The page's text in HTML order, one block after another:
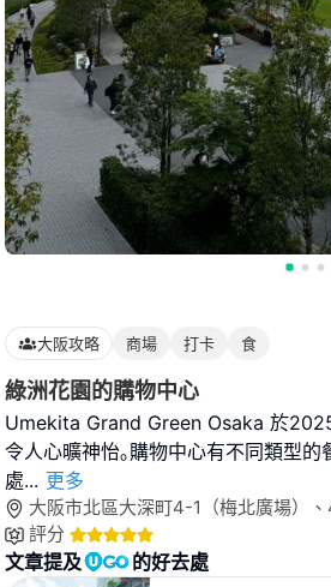
大阪攻略 商場 打卡 食
綠洲花園的購物中心
Umekita Grand Green Osaka 於
令人心曠神怡｡購物中心有不同類型
處... 更多
大阪市北區大深町4-1（梅北廣場）
評分
文章提及 的好去處